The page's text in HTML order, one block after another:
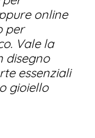
online
per
Vale la
disegno
essenziali
gioiello